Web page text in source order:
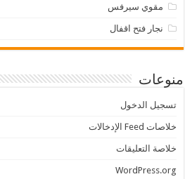
مقوي سيرفس
نجار فتح اقفال
منوعات
تسجيل الدخول
خلاصات Feed الإدخالات
خلاصة التعليقات
WordPress.org